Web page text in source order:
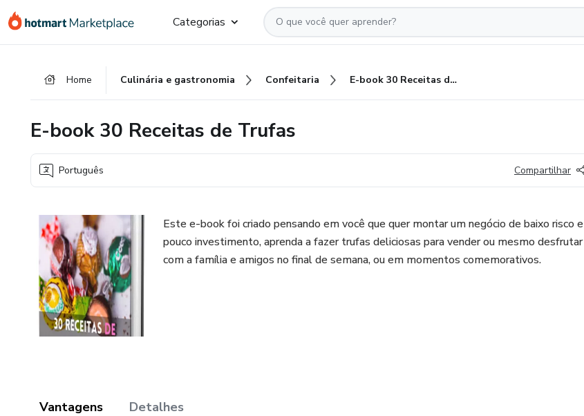
para
para
para
Categorias
Home Culinária e gastronomia Confeitaria E-book 30 Receitas de Trufas
E-book 30 Receitas de Trufas
Português Compartilhar
Este e-book foi criado pensando em você que quer montar um negócio de baixo risco e
pouco investimento, aprenda a fazer trufas deliciosas para vender ou mesmo desfrutar
com a família e amigos no final de semana, ou em momentos comemorativos.
Vantagens Detalhes